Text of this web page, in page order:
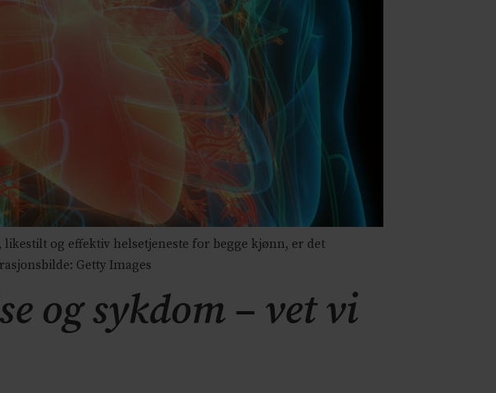
og effektiv helsetjeneste for begge kjønn, er det
Getty Images
og sykdom – vet vi